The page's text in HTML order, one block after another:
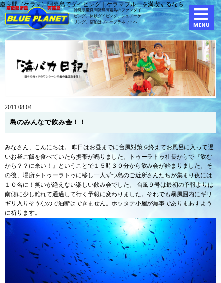
慶良間（ケラマ）阿嘉島でダイビング｜ケラマブルーを満喫するなら
沖縄県慶良間諸島阿嘉島のファンダイ
ビング、体験ダイビング、シュノーケ
リング、宿泊はブループラネットへ
2011.08.04
島のみんなで飲み会！！
みなさん、こんにちは。 昨日はお昼までに台風対策を終えてお風呂に入って遅
いお昼ご飯を食べていたら携帯が鳴りました。トゥーラトゥ社長からで『飲む
から？？に来い！』ということで１５時３０分から飲み会が始まりました。そ
の後、場所をトゥーラトゥに移し一人ずつ島のご近所さんたちが集まり夜には
１０名に！笑いが絶えない楽しい飲み会でした。 台風９号は最初の予報よりは
南側に少し離れて通過して行く予報に変わりました。それでも暴風圏内にギリ
ギリ入りそうなので油断はできません。ホッタテ小屋が無事でありまあすよう
に祈ります。